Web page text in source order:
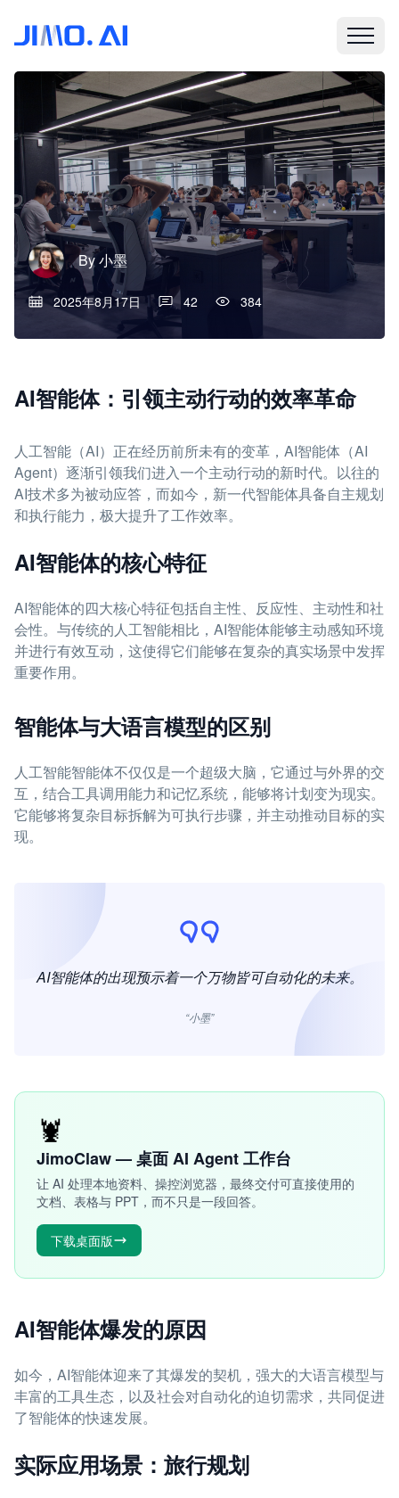
By小墨
2025年8月17日 42 384
AI智能体：引领主动行动的效率革命
人工智能（AI）正在经历前所未有的变革，AI智能体（AI
Agent）逐渐引领我们进入一个主动行动的新时代。以往的
AI技术多为被动应答，而如今，新一代智能体具备自主规划
和执行能力，极大提升了工作效率。
AI智能体的核心特征
AI智能体的四大核心特征包括自主性、反应性、主动性和社
会性。与传统的人工智能相比，AI智能体能够主动感知环境
并进行有效互动，这使得它们能够在复杂的真实场景中发挥
重要作用。
智能体与大语言模型的区别
人工智能智能体不仅仅是一个超级大脑，它通过与外界的交
互，结合工具调用能力和记忆系统，能够将计划变为现实。
它能够将复杂目标拆解为可执行步骤，并主动推动目标的实
现。
AI智能体的出现预示着一个万物皆可自动化的未来。
“小墨”
🦞
JimoClaw — 桌面 AI Agent 工作台
让 AI 处理本地资料、操控浏览器，最终交付可直接使用的
文档、表格与 PPT，而不只是一段回答。
下载桌面版
AI智能体爆发的原因
如今，AI智能体迎来了其爆发的契机，强大的大语言模型与
丰富的工具生态，以及社会对自动化的迫切需求，共同促进
了智能体的快速发展。
实际应用场景：旅行规划